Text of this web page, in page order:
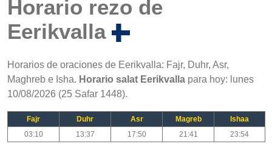
Horario rezo de
Eerikvalla
Horarios de oraciones de Eerikvalla: Fajr, Duhr, Asr,
Maghreb e Isha. Horario salat Eerikvalla para hoy: lunes
10/08/2026 (25 Safar 1448).
Fajr Duhr Asr Magreb
Ishaa
03:10
13:37 17:50 21:41 23:54